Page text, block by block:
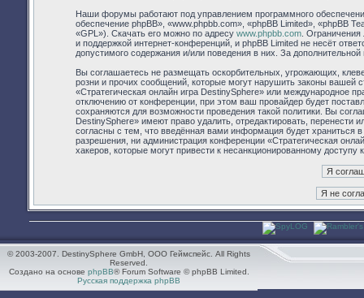
Наши форумы работают под управлением программного
обеспечение phpBB», «www.phpbb.com», «phpBB Limited», «phpBB
«GPL»). Скачать его можно по адресу www.phpbb.com. Ограничения
и поддержкой интернет-конференций, и phpBB Limited не несёт
допустимого содержания и/или поведения в них. За
Вы соглашаетесь не размещать оскорбительных, угрожающих,
розни и прочих сообщений, которые могут нарушить законы вашей
«Стратегическая онлайн игра DestinySphere» или международное
отключению от конференции, при этом ваш провайдер будет
сохраняются для возможности проведения такой политики. Вы
DestinySphere» имеют право удалить, отредактировать,
согласны с тем, что введённая вами информация будет храниться
разрешения, ни администрация конференции «Стратегическая
хакеров, которые могут привести к несанкционированному доступу
© 2003-2007. DestinySphere GmbH, ООО Геймспейс. All Rights
Reserved.
Создано на основе phpBB® Forum Software © phpBB Limited.
Русская поддержка phpBB